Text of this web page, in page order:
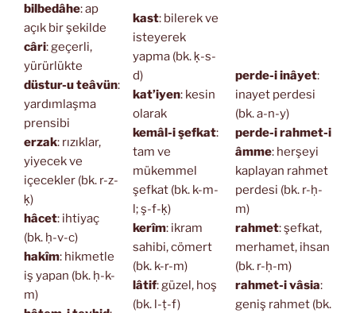
bilbedâhe: ap
açık bir şekilde
câri: geçerli,
yürürlükte
düstur-u teâvün:
yardımlaşma
prensibi
erzak: rızıklar,
yiyecek ve
içecekler (bk. r-z-
ḳ)
hâcet: ihtiyaç
(bk. ḥ-v-c)
hakîm: hikmetle
iş yapan (bk. ḥ-k-
m)
kast: bilerek ve
isteyerek
yapma (bk. ḳ-s-
d)
kat’iyen: kesin
olarak
kemâl-i şefkat:
tam ve
mükemmel
şefkat (bk. k-m-
l; ş-f-ḳ)
kerîm: ikram
sahibi, cömert
(bk. k-r-m)
lâtif: güzel, hoş
(bk. l-ṭ-f)
perde-i inâyet:
inayet perdesi
(bk. a-n-y)
perde-i rahmet-i
âmme: herşeyi
kaplayan rahmet
perdesi (bk. r-ḥ-
m)
rahmet: şefkat,
merhamet, ihsan
(bk. r-ḥ-m)
rahmet-i vâsia:
geniş rahmet (bk.